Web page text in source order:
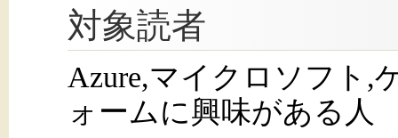
対象読者
Azure,マイクロソフト,
ォームに興味がある人